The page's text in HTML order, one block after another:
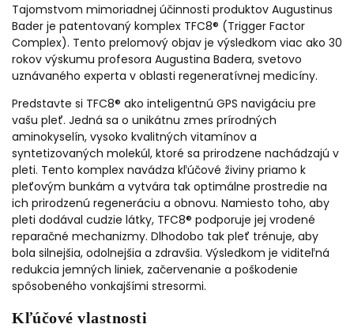
Tajomstvom mimoriadnej účinnosti produktov Augustinus
Bader je patentovaný komplex TFC8® (Trigger Factor
Complex). Tento prelomový objav je výsledkom viac ako 30
rokov výskumu profesora Augustina Badera, svetovo
uznávaného experta v oblasti regeneratívnej medicíny.
Predstavte si TFC8® ako inteligentnú GPS navigáciu pre
vašu pleť. Jedná sa o unikátnu zmes prírodných
aminokyselín, vysoko kvalitných vitamínov a
syntetizovaných molekúl, ktoré sa prirodzene nachádzajú v
pleti. Tento komplex navádza kľúčové živiny priamo k
pleťovým bunkám a vytvára tak optimálne prostredie na
ich prirodzenú regeneráciu a obnovu. Namiesto toho, aby
pleti dodával cudzie látky, TFC8® podporuje jej vrodené
reparačné mechanizmy. Dlhodobo tak pleť trénuje, aby
bola silnejšia, odolnejšia a zdravšia. Výsledkom je viditeľná
redukcia jemných liniek, začervenanie a poškodenie
spôsobeného vonkajšími stresormi.
Kľúčové vlastnosti